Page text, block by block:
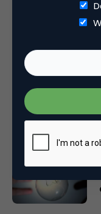
Gerelateerde